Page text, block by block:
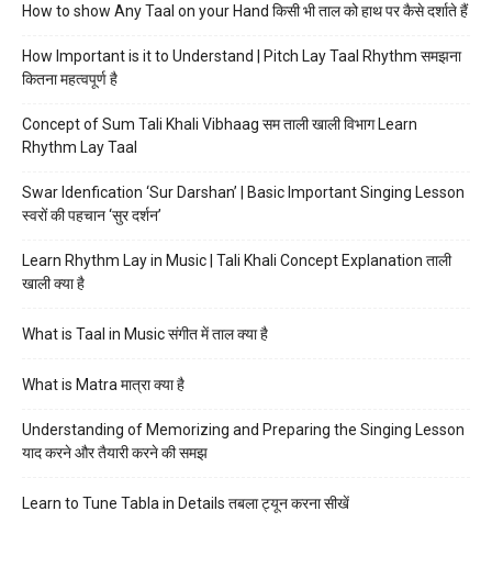
How to show Any Taal on your Hand किसी भी ताल को हाथ पर कैसे दर्शाते हैं
How Important is it to Understand | Pitch Lay Taal Rhythm समझना
कितना महत्वपूर्ण है
Concept of Sum Tali Khali Vibhaag सम ताली खाली विभाग Learn
Rhythm Lay Taal
Swar Idenfication ‘Sur Darshan’ | Basic Important Singing Lesson
स्वरों की पहचान ‘सुर दर्शन’
Learn Rhythm Lay in Music | Tali Khali Concept Explanation ताली
खाली क्या है
What is Taal in Music संगीत में ताल क्या है
What is Matra मात्रा क्या है
Understanding of Memorizing and Preparing the Singing Lesson
याद करने और तैयारी करने की समझ
Learn to Tune Tabla in Details तबला ट्यून करना सीखें